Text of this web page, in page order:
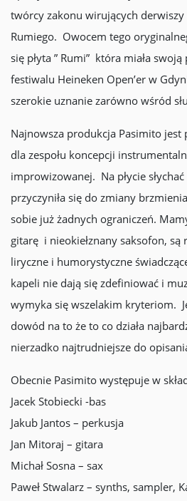
twórcy zakonu wirujących derwiszy
Rumiego. Owocem tego
się płyta ” Rumi” która miała
festiwalu Heineken Open’er w
szerokie uznanie zarówno wśród
Najnowsza produkcja Pasimito
dla zespołu koncepcji
improwizowanej. Na płycie
przyczyniła się do zmiany
sobie już żadnych ograniczeń.
gitarę i nieokiełznany saksofon,
liryczne i humorystyczne
kapeli nie dają się zdefiniować i
wymyka się wszelakim kryteriom.
dowód na to że to co działa
nierzadko najtrudniejsze do
Obecnie Pasimito występuje w
Jacek Stobiecki -bas
Jakub Jantos – perkusja
Jan Mitoraj – gitara
Michał Sosna – sax
Paweł Stwalarz – synths, sampler,